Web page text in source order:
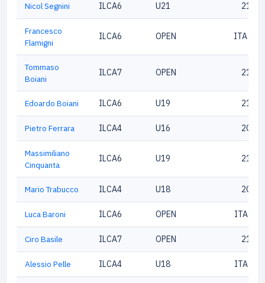
Nicol Segnini ILCA6 U21
Francesco
Flamigni
ILCA6 OPEN ITA
Tommaso
Boiani
ILCA7 OPEN
Edoardo Boiani ILCA6 U19
Pietro Ferrara ILCA4 U16
Massimiliano
Cinquanta
ILCA6 U19
Mario Trabucco ILCA4 U18
Luca Baroni ILCA6 OPEN
Ciro Basile ILCA7 OPEN
Alessio Pelle ILCA4 U18